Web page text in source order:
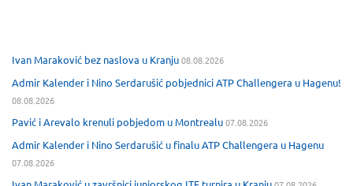
Ivan Maraković bez naslova u Kranju08.08.2026
Admir Kalender i Nino Serdarušić pobjednici ATP Challengera u Hagenu!
08.08.2026
Pavić i Arevalo krenuli pobjedom u Montrealu07.08.2026
Admir Kalender i Nino Serdarušić u finalu ATP Challengera u Hagenu
07.08.2026